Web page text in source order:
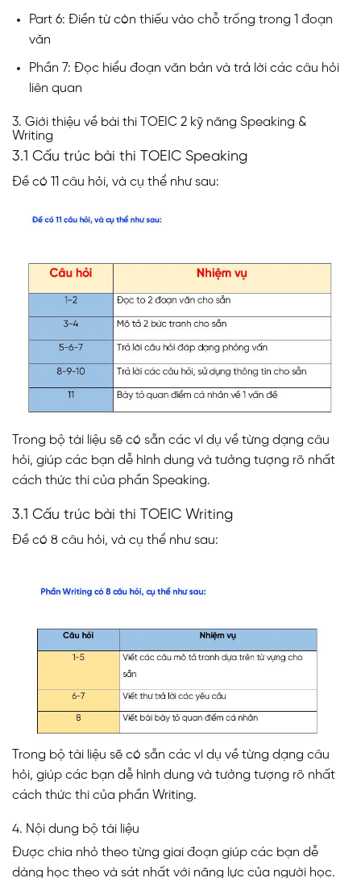
Part 6: Điền từ còn thiếu vào chỗ trống trong 1 đoạn
văn
Phần 7: Đọc hiểu đoạn văn bản và trả lời các câu hỏi
liên quan
3. Giới thiệu về bài thi TOEIC 2 kỹ năng Speaking &
Writing
3.1 Cấu trúc bài thi TOEIC Speaking
Đề có 11 câu hỏi, và cụ thể như sau:
Trong bộ tài liệu sẽ có sẵn các ví dụ về từng dạng câu
hỏi, giúp các bạn dễ hình dung và tưởng tượng rõ nhất
cách thức thi của phần Speaking.
3.1 Cấu trúc bài thi TOEIC Writing
Đề có 8 câu hỏi, và cụ thể như sau:
Trong bộ tài liệu sẽ có sẵn các ví dụ về từng dạng câu
hỏi, giúp các bạn dễ hình dung và tưởng tượng rõ nhất
cách thức thi của phần Writing.
4. Nội dung bộ tài liệu
Được chia nhỏ theo từng giai đoạn giúp các bạn dễ
dàng học theo và sát nhất với năng lực của người học.